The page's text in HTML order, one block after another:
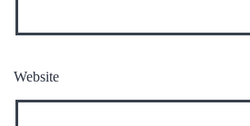
Website